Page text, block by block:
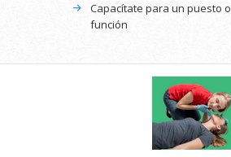
Capacítate para un puesto o
función